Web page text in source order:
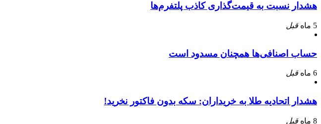
هشدار نسبت به قیمت‌گذاری کاذب پلتفرم‌ها
5 ماه قبل
حساب اصنافی‌ها همچنان مسدود است
6 ماه قبل
هشدار اتحادیه طلا به خریداران: سکه بدون فاکتور نخرید!
8 ماه قبل